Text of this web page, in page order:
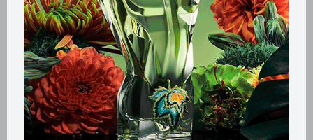
Cicatricure gel para cicatrices
y estrías - 30 g
$ 590
Cerave limpiador hidratante
473 ml
$ 1.310